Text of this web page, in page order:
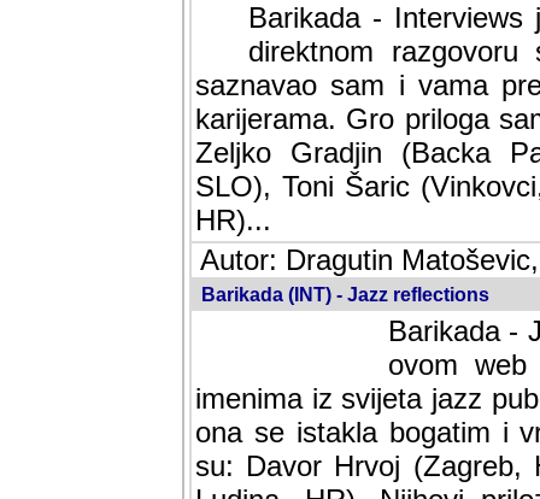
Barikada -
direktnom
saznavao sam i vama
karijerama. Gro priloga
Zeljko Gradjin (Backa
SLO), Toni Šaric
HR)...
Autor: Dragutin
Barikada (INT) - Jazz reflections
Barikada -
ovom web
imenima iz svijeta jazz
ona se istakla bogatim i
su: Davor Hrvoj (Zagreb,